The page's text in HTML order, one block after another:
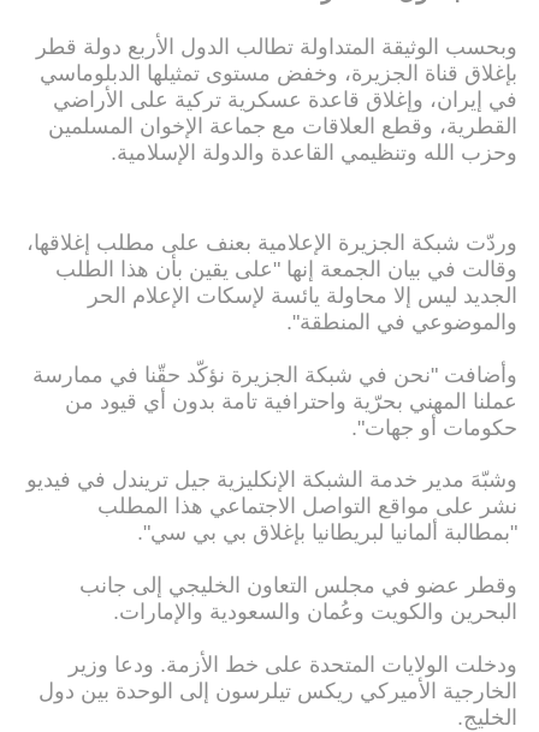
وبحسب الوثيقة المتداولة تطالب الدول الأربع دولة قطر
بإغلاق قناة الجزيرة، وخفض مستوى تمثيلها الدبلوماسي
في إيران، وإغلاق قاعدة عسكرية تركية على الأراضي
القطرية، وقطع العلاقات مع جماعة الإخوان المسلمين
وحزب الله وتنظيمي القاعدة والدولة الإسلامية.
وردّت شبكة الجزيرة الإعلامية بعنف على مطلب إغلاقها،
وقالت في بيان الجمعة إنها "على يقين بأن هذا الطلب
الجديد ليس إلا محاولة يائسة لإسكات الإعلام الحر
والموضوعي في المنطقة".
وأضافت "نحن في شبكة الجزيرة نؤكّد حقّنا في ممارسة
عملنا المهني بحرّية واحترافية تامة بدون أي قيود من
حكومات أو جهات".
وشبّهَ مدير خدمة الشبكة الإنكليزية جيل تريندل في فيديو
نشر على مواقع التواصل الاجتماعي هذا المطلب
"بمطالبة ألمانيا لبريطانيا بإغلاق بي بي سي".
وقطر عضو في مجلس التعاون الخليجي إلى جانب
البحرين والكويت وعُمان والسعودية والإمارات.
ودخلت الولايات المتحدة على خط الأزمة. ودعا وزير
الخارجية الأميركي ريكس تيلرسون إلى الوحدة بين دول
الخليج.